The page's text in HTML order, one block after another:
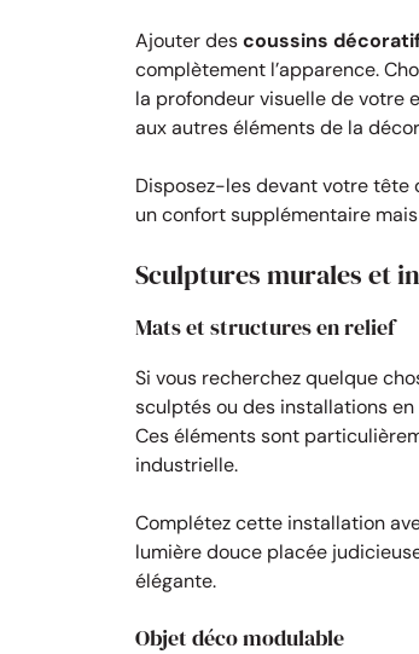
Ajouter descoussins
complètement l’apparence.
la profondeur visuelle de votre
aux autres éléments de la
Disposez-les devant votre tête
un confort supplémentaire
Sculptures murales et
Mats et structures en relief
Si vous recherchez quelque
sculptés ou des installations
Ces éléments sont
industrielle.
Complétez cette installation
lumière douce placée
élégante.
Objet déco modulable